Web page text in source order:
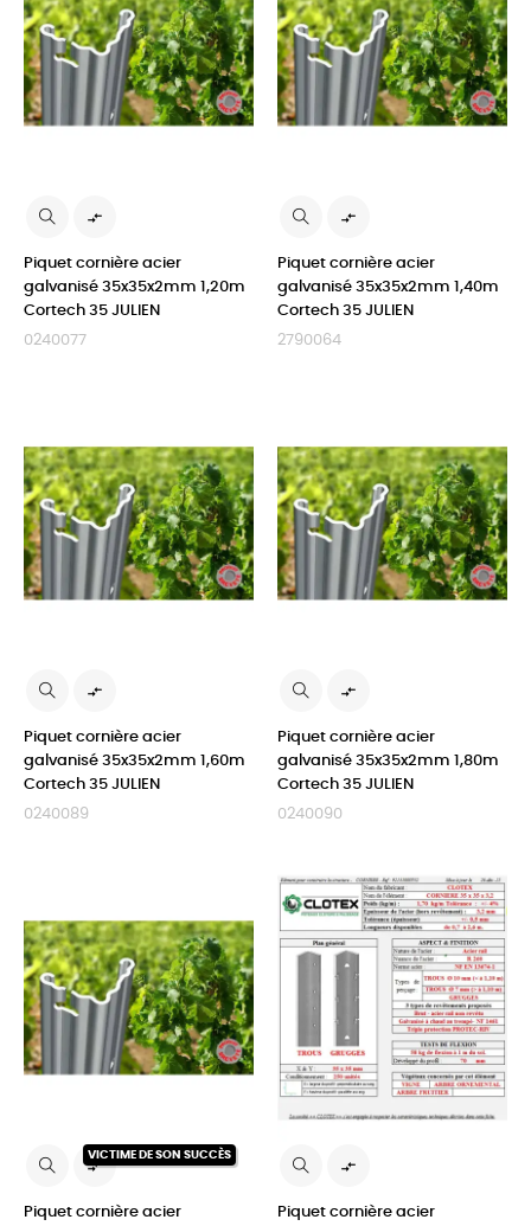

Piquet cornière acier
galvanisé 35x35x2mm 1,20m
Cortech 35 JULIEN
0240077

Piquet cornière acier
galvanisé 35x35x2mm 1,40m
Cortech 35 JULIEN
2790064

Piquet cornière acier
galvanisé 35x35x2mm 1,60m
Cortech 35 JULIEN
0240089

Piquet cornière acier
galvanisé 35x35x2mm 1,80m
Cortech 35 JULIEN
0240090
VICTIME DE SON SUCCÈS

Piquet cornière acier

Piquet cornière acier